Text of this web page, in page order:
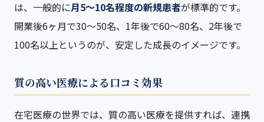
は、一般的に月5〜10名程度の新規患者が標準的です。
開業後6ヶ月で30〜50名、1年後で60〜80名、2年後で
100名以上というのが、安定した成長のイメージです。
質の高い医療による口コミ効果
在宅医療の世界では、質の高い医療を提供すれば、連携